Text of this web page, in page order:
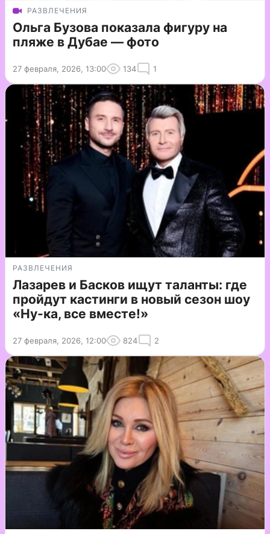
РАЗВЛЕЧЕНИЯ
Ольга Бузова показала фигуру на
пляже в Дубае — фото
27 февраля, 2026, 13:00 134 1
РАЗВЛЕЧЕНИЯ
Лазарев и Басков ищут таланты: где
пройдут кастинги в новый сезон шоу
«Ну-ка, все вместе!»
27 февраля, 2026, 12:00 824 2